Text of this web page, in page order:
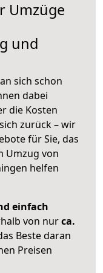
Umzüge
und
sich schon
dabei
die Kosten
zurück – wir
für Sie, das
Umzug von
helfen
einfach
von nurca.
Beste daran
Preisen